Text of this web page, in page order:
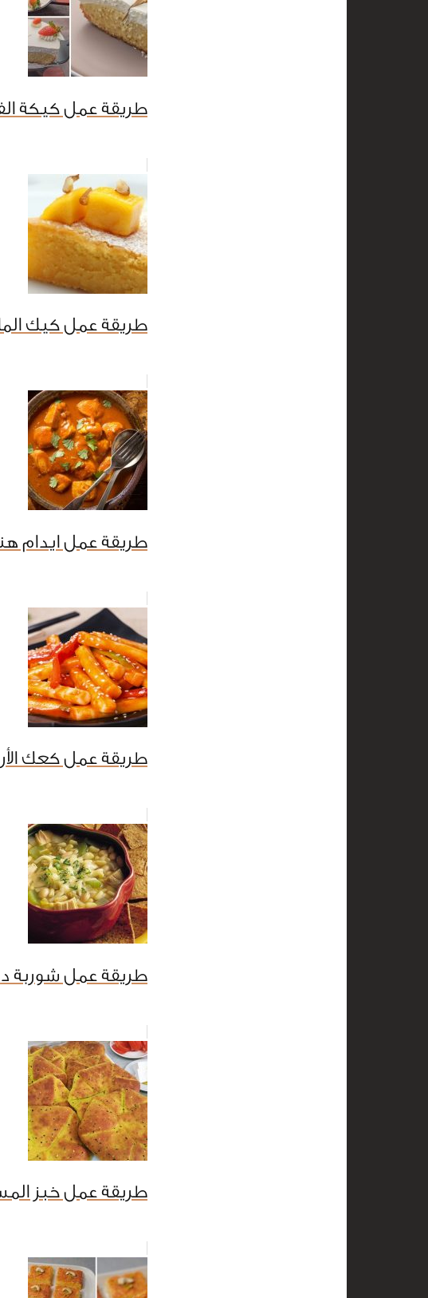
طريقة عمل كيكة
طريقة عمل كيك
طريقة عمل ايدام
طريقة عمل كعك
طريقة عمل شوربة
طريقة عمل خبز